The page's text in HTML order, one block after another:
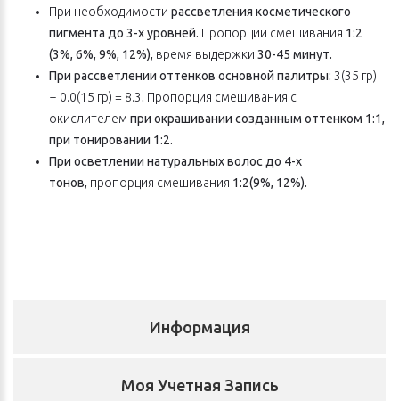
При необходимости рассветления косметического
пигмента до 3-х уровней. Пропорции смешивания 1:2
(3%, 6%, 9%, 12%), время выдержки 30-45 минут.
При рассветлении оттенков основной палитры: 3(35 гр)
+ 0.0(15 гр) = 8.3. Пропорция смешивания с
окислителем при окрашивании созданным оттенком 1:1,
при тонировании 1:2.
При осветлении натуральных волос до 4-х
тонов, пропорция смешивания 1:2(9%, 12%).
Информация
Моя Учетная Запись